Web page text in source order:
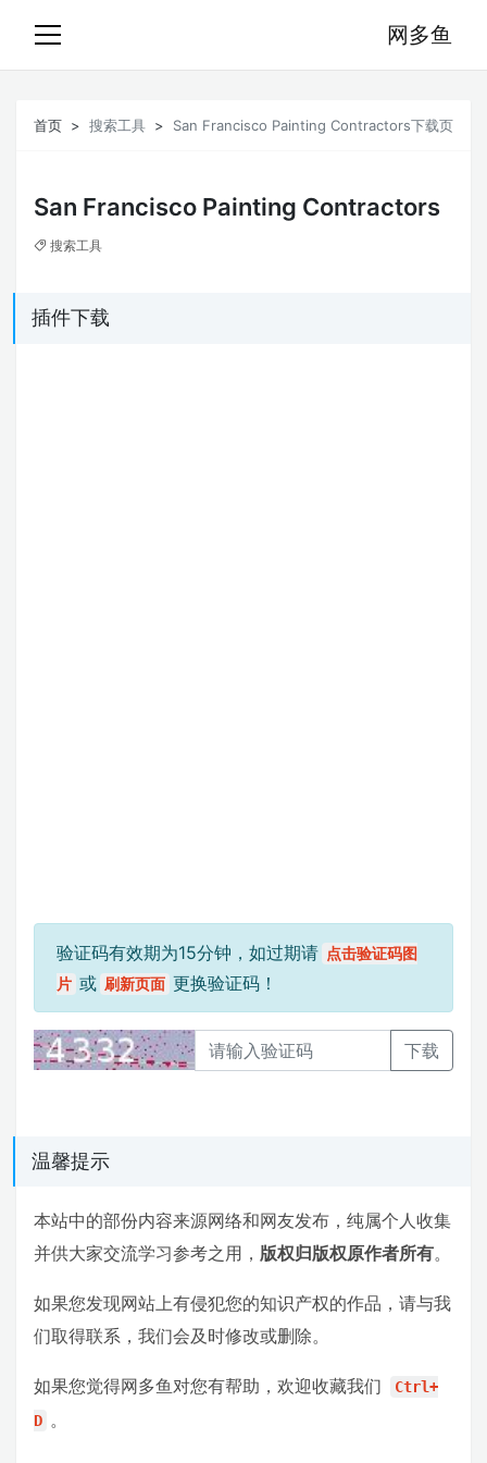
网多鱼
首页 搜索工具 San Francisco Painting Contractors下载页
San Francisco Painting Contractors
搜索工具
插件下载
验证码有效期为15分钟，如过期请 点击验证码图
片 或 刷新页面 更换验证码！
下载
温馨提示
本站中的部份内容来源网络和网友发布，纯属个人收集
并供大家交流学习参考之用， 版权归版权原作者所有。
如果您发现网站上有侵犯您的知识产权的作品，请与我
们取得联系，我们会及时修改或删除。
如果您觉得网多鱼对您有帮助，欢迎收藏我们
Ctrl+
D 。